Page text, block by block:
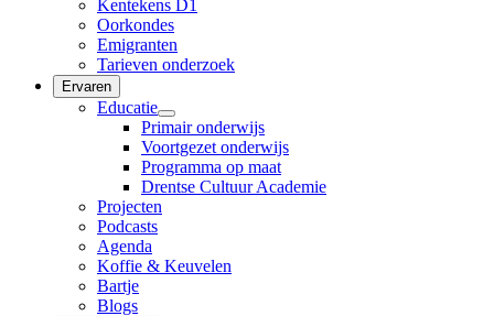
Kentekens D1
Oorkondes
Emigranten
Tarieven onderzoek
Ervaren
Educatie
Primair onderwijs
Voortgezet onderwijs
Programma op maat
Drentse Cultuur Academie
Projecten
Podcasts
Agenda
Koffie & Keuvelen
Bartje
Blogs